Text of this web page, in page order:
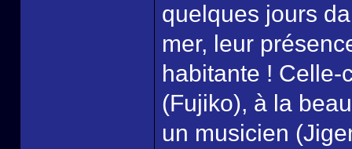
quelques jours
mer, leur
habitante ! Celle-
(Fujiko), à la
un musicien